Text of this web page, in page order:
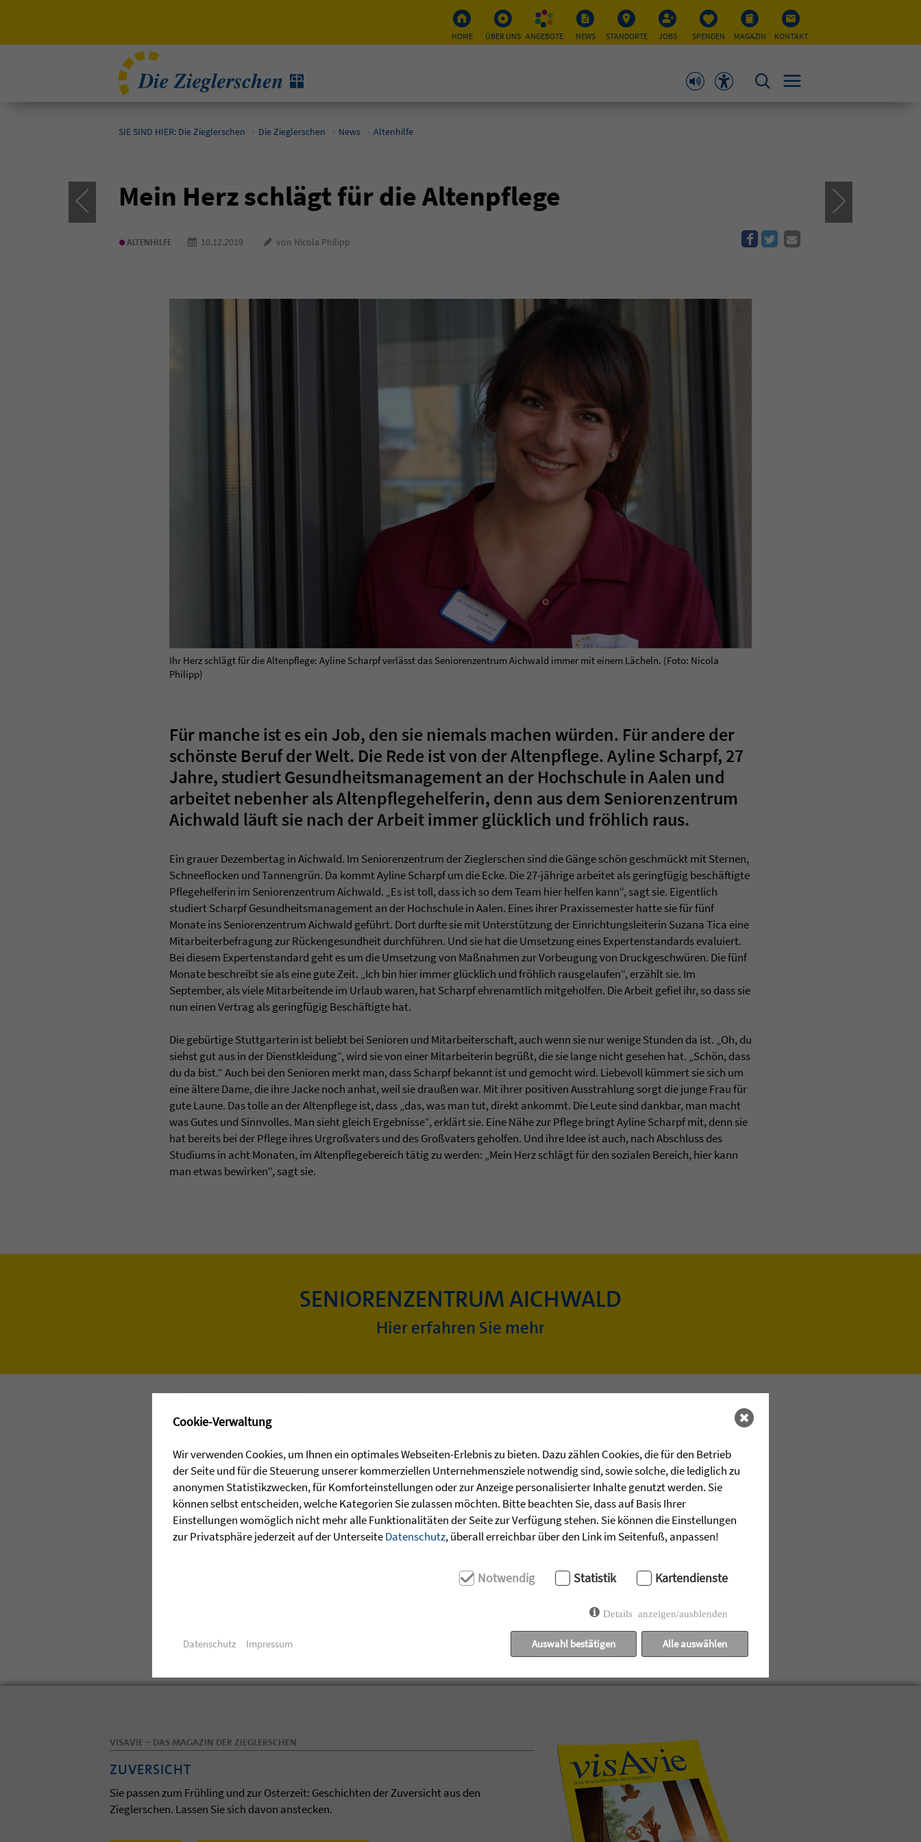
HOME ÜBER UNS ANGEBOTE NEWS STANDORTE JOBS SPENDEN MAGAZIN KONTAKT
SIE SIND HIER: Die Zieglerschen Die Zieglerschen News Altenhilfe
Mein Herz schlägt für die Altenpflege
•ALTENHILFE 10.12.2019 von Nicola Philipp
Ihr Herz schlägt für die Altenpflege: Ayline Scharpf verlässt das Seniorenzentrum Aichwald immer mit einem Lächeln. (Foto: Nicola
Philipp)
Für manche ist es ein Job, den sie niemals machen würden. Für andere der
schönste Beruf der Welt. Die Rede ist von der Altenpflege. Ayline Scharpf, 27
Jahre, studiert Gesundheitsmanagement an der Hochschule in Aalen und
arbeitet nebenher als Altenpflegehelferin, denn aus dem Seniorenzentrum
Aichwald läuft sie nach der Arbeit immer glücklich und fröhlich raus.
Ein grauer Dezembertag in Aichwald. Im Seniorenzentrum der Zieglerschen sind die Gänge schön geschmückt mit Sternen,
Schneeflocken und Tannengrün. Da kommt Ayline Scharpf um die Ecke. Die 27-jährige arbeitet als geringfügig beschäftigte
Pflegehelferin im Seniorenzentrum Aichwald. „Es ist toll, dass ich so dem Team hier helfen kann“, sagt sie. Eigentlich
studiert Scharpf Gesundheitsmanagement an der Hochschule in Aalen. Eines ihrer Praxissemester hatte sie für fünf
Monate ins Seniorenzentrum Aichwald geführt. Dort durfte sie mit Unterstützung der Einrichtungsleiterin Suzana Tica eine
Mitarbeiterbefragung zur Rückengesundheit durchführen. Und sie hat die Umsetzung eines Expertenstandards evaluiert.
Bei diesem Expertenstandard geht es um die Umsetzung von Maßnahmen zur Vorbeugung von Druckgeschwüren. Die fünf
Monate beschreibt sie als eine gute Zeit. „Ich bin hier immer glücklich und fröhlich rausgelaufen“, erzählt sie. Im
September, als viele Mitarbeitende im Urlaub waren, hat Scharpf ehrenamtlich mitgeholfen. Die Arbeit gefiel ihr, so dass sie
nun einen Vertrag als geringfügig Beschäftigte hat.
Die gebürtige Stuttgarterin ist beliebt bei Senioren und Mitarbeiterschaft, auch wenn sie nur wenige Stunden da ist. „Oh, du
siehst gut aus in der Dienstkleidung“, wird sie von einer Mitarbeiterin begrüßt, die sie lange nicht gesehen hat. „Schön, dass
du da bist.“ Auch bei den Senioren merkt man, dass Scharpf bekannt ist und gemocht wird. Liebevoll kümmert sie sich um
eine ältere Dame, die ihre Jacke noch anhat, weil sie draußen war. Mit ihrer positiven Ausstrahlung sorgt die junge Frau für
gute Laune. Das tolle an der Altenpflege ist, dass „das, was man tut, direkt ankommt. Die Leute sind dankbar, man macht
was Gutes und Sinnvolles. Man sieht gleich Ergebnisse“, erklärt sie. Eine Nähe zur Pflege bringt Ayline Scharpf mit, denn sie
hat bereits bei der Pflege ihres Urgroßvaters und des Großvaters geholfen. Und ihre Idee ist auch, nach Abschluss des
Studiums in acht Monaten, im Altenpflegebereich tätig zu werden: „Mein Herz schlägt für den sozialen Bereich, hier kann
man etwas bewirken“, sagt sie.
SENIORENZENTRUM AICHWALD
Hier erfahren Sie mehr
PRESSEKONTAKT
VISAVIE – DAS MAGAZIN DER ZIEGLERSCHEN
ZUVERSICHT
Sie passen zum Frühling und zur Osterzeit: Geschichten der Zuversicht aus den
Zieglerschen. Lassen Sie sich davon anstecken.
Cookie-Verwaltung
Wir verwenden Cookies, um Ihnen ein optimales Webseiten-Erlebnis zu bieten. Dazu zählen Cookies, die für den Betrieb
der Seite und für die Steuerung unserer kommerziellen Unternehmensziele notwendig sind, sowie solche, die lediglich zu
anonymen Statistikzwecken, für Komforteinstellungen oder zur Anzeige personalisierter Inhalte genutzt werden. Sie
können selbst entscheiden, welche Kategorien Sie zulassen möchten. Bitte beachten Sie, dass auf Basis Ihrer
Einstellungen womöglich nicht mehr alle Funktionalitäten der Seite zur Verfügung stehen. Sie können die Einstellungen
zur Privatsphäre jederzeit auf der UnterseiteDatenschutz, überall erreichbar über den Link im Seitenfuß, anpassen!
Notwendig Statistik Kartendienste
Details anzeigen/ausblenden
Auswahl bestätigen Alle auswählen
Datenschutz Impressum